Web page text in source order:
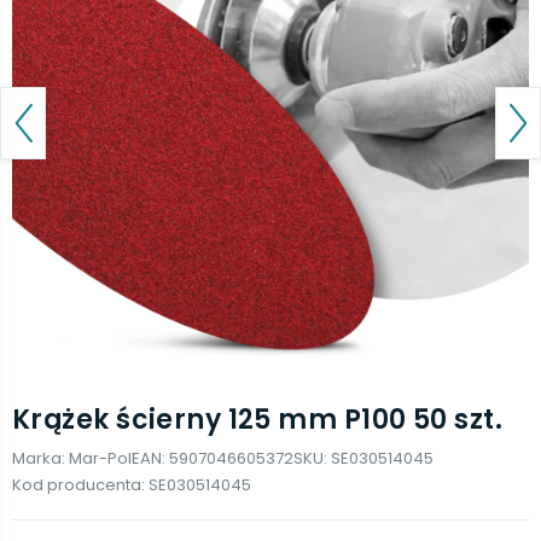
Krążek ścierny 125 mm P100 50 szt.
Marka: Mar-PolEAN: 5907046605372SKU: SE030514045
Kod producenta: SE030514045